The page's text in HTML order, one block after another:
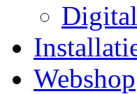
Webshop